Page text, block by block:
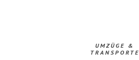
UMZÜGE &
TRANSPORTE